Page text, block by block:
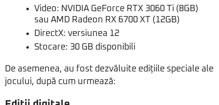
Video: NVIDIA GeForce RTX 3060 Ti (8GB)
sau AMD Radeon RX 6700 XT (12GB)
DirectX: versiunea 12
Stocare: 30 GB disponibili
De asemenea, au fost dezvăluite edițiile speciale ale
jocului, după cum urmează: